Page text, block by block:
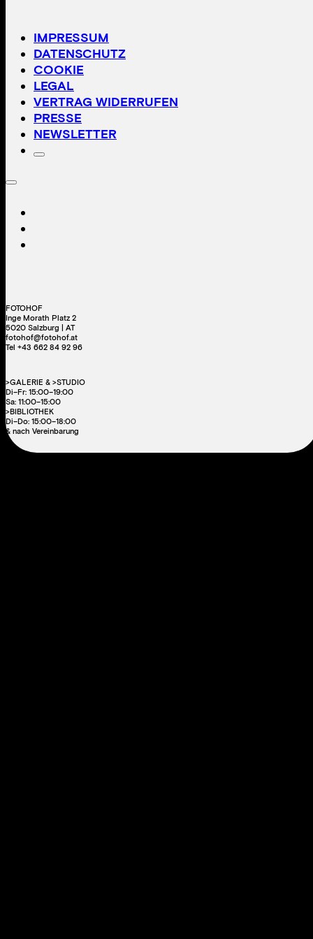
IMPRESSUM
DATENSCHUTZ
COOKIE
LEGAL
VERTRAG WIDERRUFEN
PRESSE
NEWSLETTER
FOTOHOF
Inge Morath Platz 2
5020 Salzburg | AT
fotohof@fotohof.at
Tel +43 662 84 92 96
>GALERIE & >STUDIO
Di–Fr: 15:00–19:00
Sa: 11:00–15:00
>BIBLIOTHEK
Di–Do: 15:00–18:00
& nach Vereinbarung